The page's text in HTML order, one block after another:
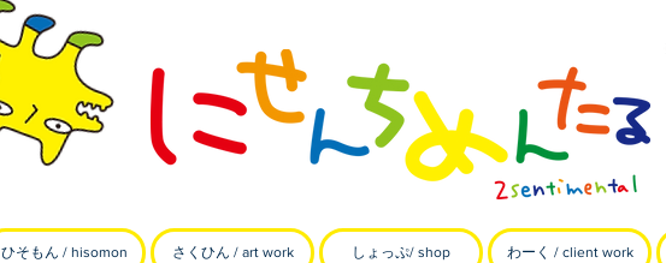
ひそもん / hisomon さくひん / art work しょっぷ/ shop わーく / client work